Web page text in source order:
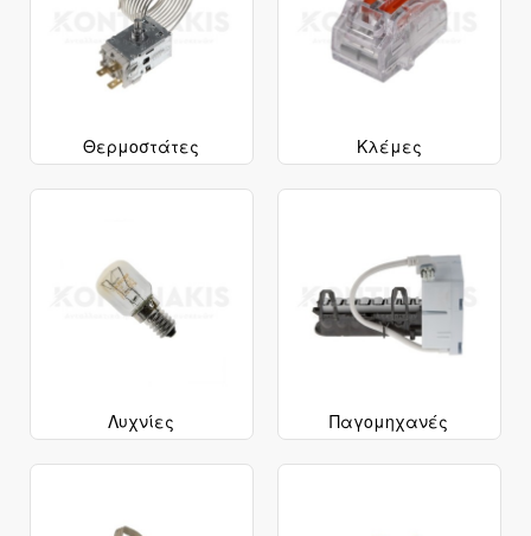
Θερμοστάτες Κλέμες
Λυχνίες Παγομηχανές